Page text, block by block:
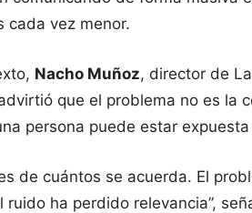
cada vez menor.
Nacho Muñoz, director de
que el problema no es la
persona puede estar
de cuántos se acuerda. El
ruido ha perdido relevancia”,